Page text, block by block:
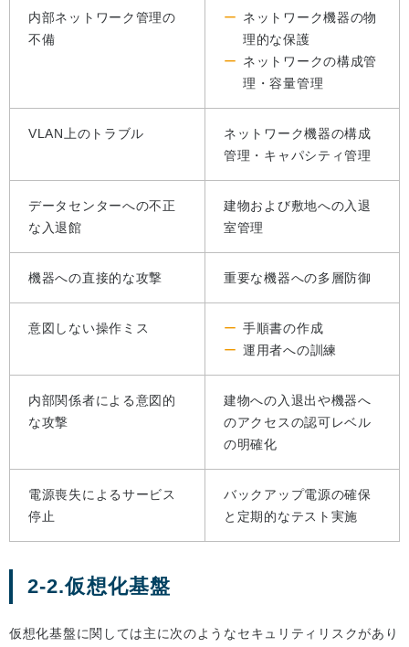
内部ネットワーク管理の
不備
ネットワーク機器の物
理的な保護
ネットワークの構成管
理・容量管理
VLAN上のトラブル
ネットワーク機器の構成
管理・キャパシティ管理
データセンターへの不正
な入退館
建物および敷地への入退
室管理
機器への直接的な攻撃 重要な機器への多層防御
意図しない操作ミス
手順書の作成
運用者への訓練
内部関係者による意図的
な攻撃
建物への入退出や機器へ
のアクセスの認可レベル
の明確化
電源喪失によるサービス
停止
バックアップ電源の確保
と定期的なテスト実施
2-2.仮想化基盤
仮想化基盤に関しては主に次のようなセキュリティリスクがあり